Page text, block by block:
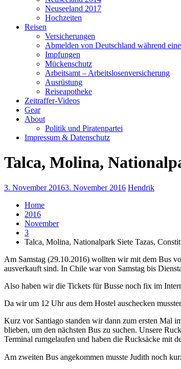
Neuseeland 2017
Hochzeiten
Reisen
Versicherungen
Abmelden von Deutschland während
Impfungen
Mückenschutz
Arbeitsamt – Arbeitslosenversicherung
Ausrüstung
Reiseapotheke
Zeitraffer-Videos
Gear
About
Politik und Piratenpartei
Impressum & Datenschutz
Talca, Molina,
3. November 20163. November 2016 Hendrik
Home
2016
November
3
Talca, Molina, Nationalpark Siete Tazas,
Am Samstag (29.10.2016) wollten wir mit dem Bus
ausverkauft sind. In Chile war von Samstag bis
Also haben wir die Tickets für Busse noch fix im
Da wir um 12 Uhr aus dem Hostel auschecken
Kurz vor Santiago standen wir dann zum ersten Mal
blieben, um den nächsten Bus zu suchen. Unsere
Terminal rumgelaufen und haben die Rucksäcke mit
Am zweiten Bus angekommen musste Judith noch